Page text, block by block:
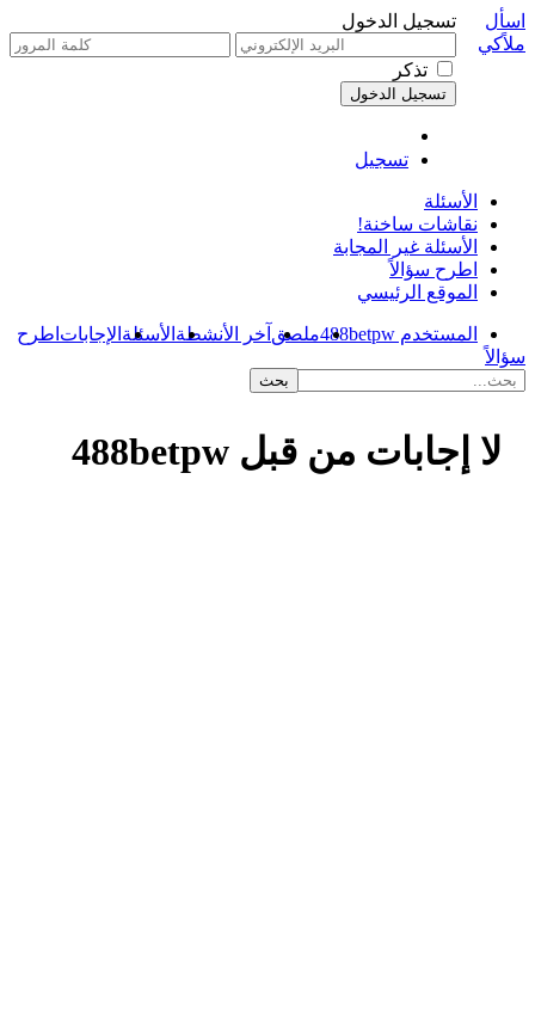
تسجيل الدخول
تذكر
تسجيل
اسأل
ملاًكي
الأسئلة
نقاشات ساخنة!
الأسئلة غير المجابة
اطرح سؤالاً
الموقع الرئيسي
المستخدم 488betpw ملصق آخر الأنشطة الأسئلة الإجابات اطرح
سؤالاً
لا إجابات من قبل 488betpw